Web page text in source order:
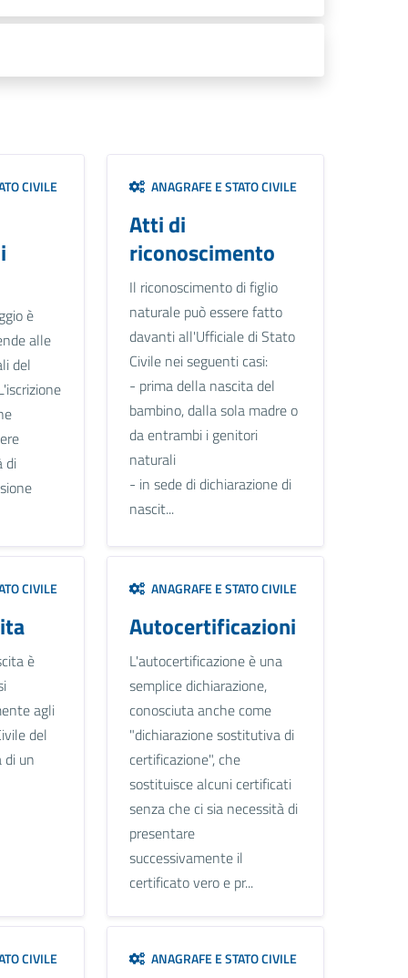
CIVILE
è
alle
del
di
ANAGRAFE E STATO CIVILE
Atti di
riconoscimento
Il riconoscimento di figlio
naturale può essere fatto
davanti all'Ufficiale di Stato
Civile nei seguenti casi:
- prima della nascita del
bambino, dalla sola madre o
da entrambi i genitori
naturali
- in sede di dichiarazione di
nascit...
CIVILE
è
agli
del
di un
ANAGRAFE E STATO CIVILE
Autocertificazioni
L'autocertificazione è una
semplice dichiarazione,
conosciuta anche come
"dichiarazione sostitutiva di
certificazione", che
sostituisce alcuni certificati
senza che ci sia necessità di
presentare
successivamente il
certificato vero e pr...
CIVILE ANAGRAFE E STATO CIVILE